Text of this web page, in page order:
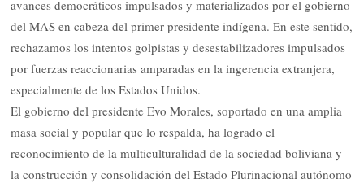
avances democráticos impulsados y materializados por el gobierno
del MAS en cabeza del primer presidente indígena. En este sentido,
rechazamos los intentos golpistas y desestabilizadores impulsados
por fuerzas reaccionarias amparadas en la ingerencia extranjera,
especialmente de los Estados Unidos.
El gobierno del presidente Evo Morales, soportado en una amplia
masa social y popular que lo respalda, ha logrado el
reconocimiento de la multiculturalidad de la sociedad boliviana y
la construcción y consolidación del Estado Plurinacional autónomo